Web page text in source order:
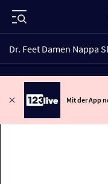
Dr. Feet Damen Nappa
Mit der App